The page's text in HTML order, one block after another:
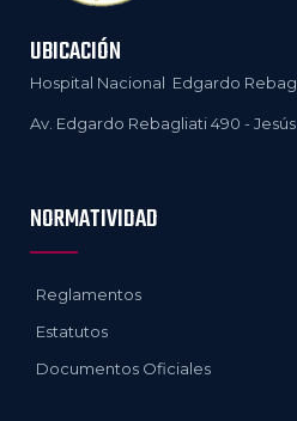
UBICACIÓN
Hospital Nacional Edgardo
Av. Edgardo Rebagliati 490 -
NORMATIVIDAD
Reglamentos
Estatutos
Documentos Oficiales